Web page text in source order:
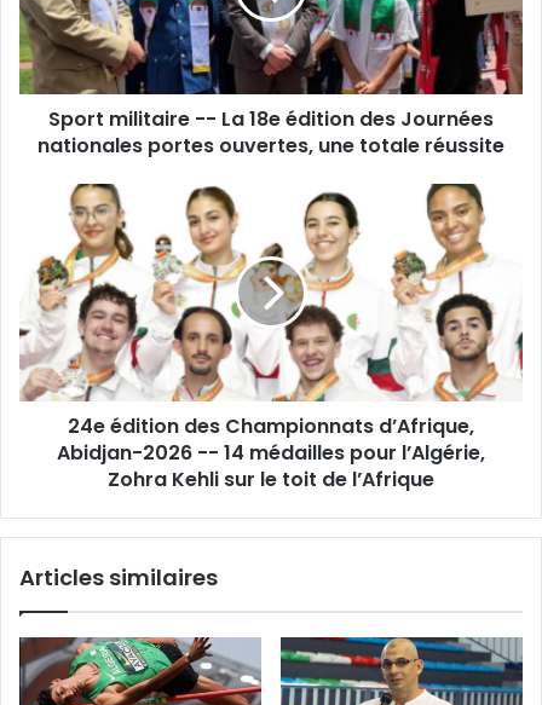
18e
édition
des
Journées
nationales
portes
réussite
Sport militaire -- La 18e édition des Journées
nationales portes ouvertes, une totale réussite
édition
Championnats
d’Afrique,
Abidjan-
2026
-
-
médailles
Zohra
sur
l’Afrique
24e édition des Championnats d’Afrique,
Abidjan-2026 -- 14 médailles pour l’Algérie,
Zohra Kehli sur le toit de l’Afrique
Articles similaires